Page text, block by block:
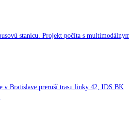
stanicu. Projekt počíta s
v Bratislave preruší trasu linky 42, IDS BK